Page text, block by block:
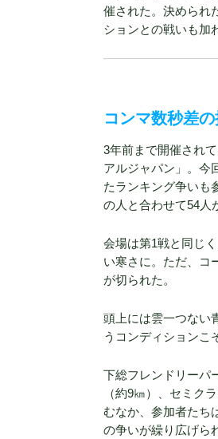
催された。決められ
ションとの戦いも加
コンマ数秒差の
3年前まで開催され
アルジャパン」。今
たランキング争いも
の人と合わせて54人
会場は第1戦と同じ
い寒さに。ただ、コ
が切られた。
頭上には雲一つない
うコンディションこ
下総フレンドリーパ
（約9㎞）、セミク
むなか、参加者たち
の争いが繰り広げら